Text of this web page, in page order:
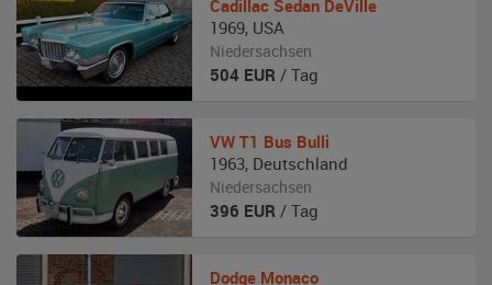
Cadillac Sedan DeVille
1969, USA
Niedersachsen
504 EUR / Tag
VW T1 Bus Bulli
1963, Deutschland
Niedersachsen
396 EUR / Tag
Dodge Monaco